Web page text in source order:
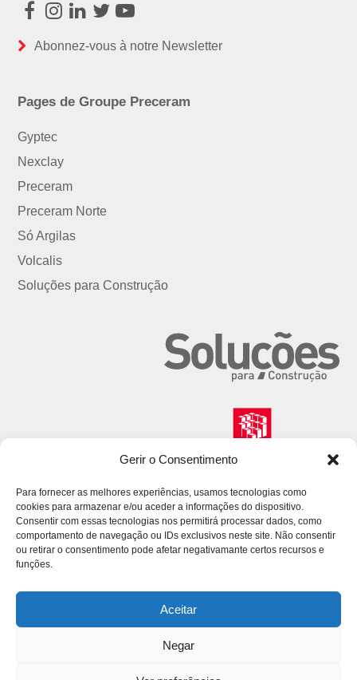
Gerir o Consentimento
Para fornecer as melhores experiências, usamos tecnologias como
cookies para armazenar e/ou aceder a informações do dispositivo.
Consentir com essas tecnologias nos permitirá processar dados, como
comportamento de navegação ou IDs exclusivos neste site. Não consentir
ou retirar o consentimento pode afetar negativamante certos recursos e
funções.
Aceitar
Negar
Facebook
Instagram
LinkedIn
TwitterYoutube
Abonnez-vous à notre Newsletter
Pages de Groupe Preceram
Gyptec
Nexclay
Preceram
Preceram Norte
Só Argilas
Volcalis
Soluções para Construção